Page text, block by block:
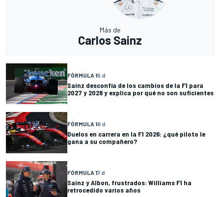
Más de
Carlos Sainz
FÓRMULA 15 d
Sainz desconfía de los cambios de la F1 para
2027 y 2028 y explica por qué no son suficientes
FÓRMULA 16 d
Duelos en carrera en la F1 2026: ¿qué piloto le
gana a su compañero?
FÓRMULA 17 d
Sainz y Albon, frustrados: Williams F1 ha
retrocedido varios años